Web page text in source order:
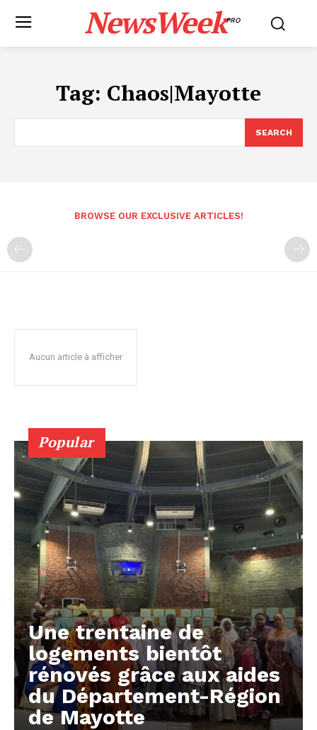
NewsWeekPRO
Tag: Chaos|Mayotte
SEARCH
BROWSE OUR EXCLUSIVE ARTICLES!
Aucun article à afficher
Popular
Une trentaine de
logements bientôt
rénovés grâce aux aides
du Département-Région
de Mayotte